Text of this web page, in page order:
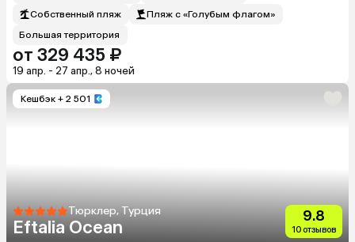
Собственный пляж
Пляж с «Голубым флагом»
Большая территория
от 329 435 ₽
19 апр. - 27 апр., 8 ночей
Кешбэк + 2 501
Тюрклер, Турция
Eftalia Ocean
9.8
10 отзывов